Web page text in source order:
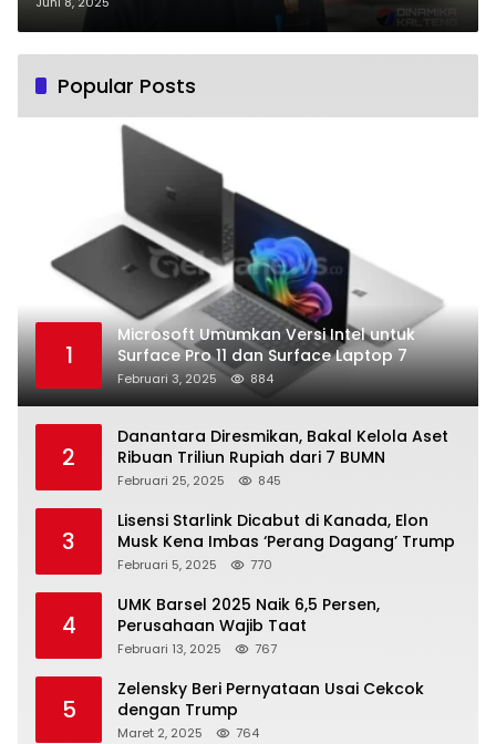
Popular Posts
1
Microsoft Umumkan Versi Intel untuk
Surface Pro 11 dan Surface Laptop 7
Februari 3, 2025 884
2
Danantara Diresmikan, Bakal Kelola Aset
Ribuan Triliun Rupiah dari 7 BUMN
Februari 25, 2025 845
3
Lisensi Starlink Dicabut di Kanada, Elon
Musk Kena Imbas ‘Perang Dagang’ Trump
Februari 5, 2025 770
4
UMK Barsel 2025 Naik 6,5 Persen,
Perusahaan Wajib Taat
Februari 13, 2025 767
5
Zelensky Beri Pernyataan Usai Cekcok
dengan Trump
Maret 2, 2025 764